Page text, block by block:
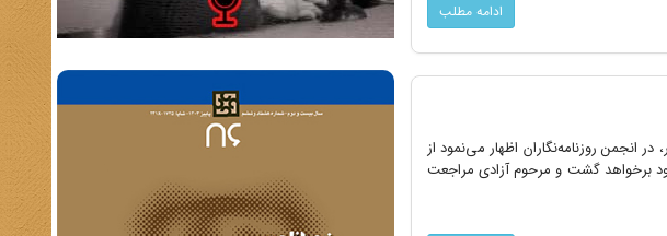
ادامه مطلب
باختر، در انجمن روزنامه‌نگاران اظهار می‌نمود از
برخواهد گشت و مرحوم آزادی مراجعت